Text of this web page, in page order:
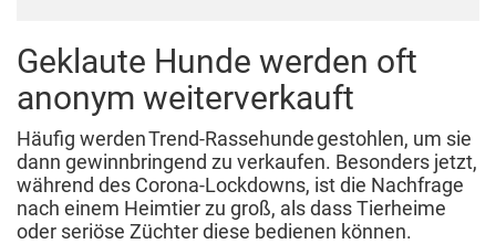
Geklaute Hunde werden oft
anonym weiterverkauft
Häufig werden Trend-Rassehunde gestohlen, um sie
dann gewinnbringend zu verkaufen. Besonders jetzt,
während des Corona-Lockdowns, ist die Nachfrage
nach einem Heimtier zu groß, als dass Tierheime
oder seriöse Züchter diese bedienen können.